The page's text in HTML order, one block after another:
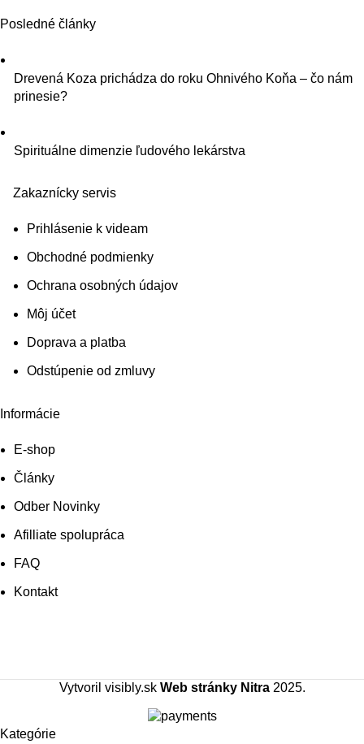
Posledné články
Drevená Koza prichádza do roku Ohnivého Koňa – čo nám
prinesie?
Spirituálne dimenzie ľudového lekárstva
Zakaznícky servis
Prihlásenie k videam
Obchodné podmienky
Ochrana osobných údajov
Môj účet
Doprava a platba
Odstúpenie od zmluvy
Informácie
E-shop
Články
Odber Novinky
Afilliate spolupráca
FAQ
Kontakt
Vytvoril visibly.sk Web stránky Nitra 2025.
Kategórie